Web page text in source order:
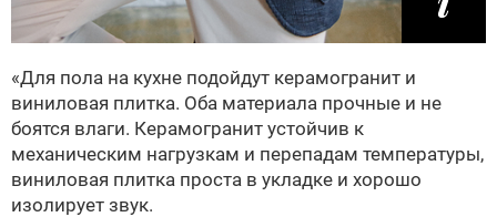
«Для пола на кухне подойдут керамогранит и
виниловая плитка. Оба материала прочные и не
боятся влаги. Керамогранит устойчив к
механическим нагрузкам и перепадам температуры,
виниловая плитка проста в укладке и хорошо
изолирует звук.